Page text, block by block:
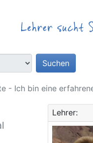
Suchen
- Ich bin eine
Lehrer: